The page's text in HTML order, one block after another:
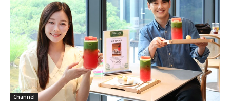
Channel